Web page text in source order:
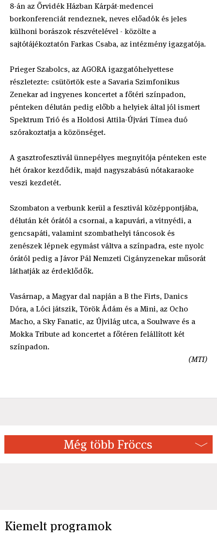
8-án az Őrvidék Házban Kárpát-medencei
borkonferenciát rendeznek, neves előadók és jeles
külhoni borászok részvételével - közölte a
sajtótájékoztatón Farkas Csaba, az intézmény igazgatója.
Prieger Szabolcs, az AGORA igazgatóhelyettese
részletezte: csütörtök este a Savaria Szimfonikus
Zenekar ad ingyenes koncertet a főtéri színpadon,
pénteken délután pedig előbb a helyiek által jól ismert
Spektrum Trió és a Holdosi Attila-Újvári Tímea duó
szórakoztatja a közönséget.
A gasztrofesztivál ünnepélyes megnyitója pénteken este
hét órakor kezdődik, majd nagyszabású nótakaraoke
veszi kezdetét.
Szombaton a verbunk kerül a fesztivál középpontjába,
délután két órától a csornai, a kapuvári, a vitnyédi, a
gencsapáti, valamint szombathelyi táncosok és
zenészek lépnek egymást váltva a színpadra, este nyolc
órától pedig a Jávor Pál Nemzeti Cigányzenekar műsorát
láthatják az érdeklődők.
Vasárnap, a Magyar dal napján a B the Firts, Danics
Dóra, a Lóci játszik, Török Ádám és a Mini, az Ocho
Macho, a Sky Fanatic, az Újvilág utca, a Soulwave és a
Mokka Tribute ad koncertet a főtéren felállított két
színpadon.
(MTI)
Még több Fröccs
Kiemelt programok